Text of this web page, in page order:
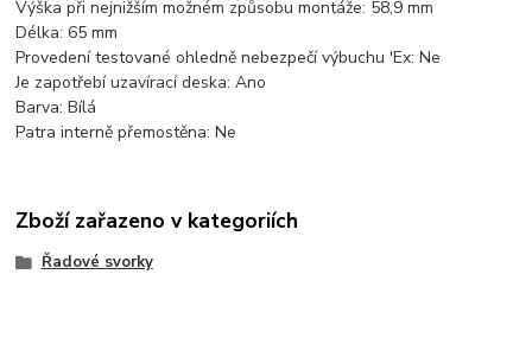
Výška při nejnižším možném způsobu montáže: 58,9 mm
Délka:65 mm
Provedení testované ohledně nebezpečí výbuchu 'Ex:Ne
Je zapotřebí uzavírací deska:Ano
Barva:Bílá
Patra interně přemostěna:Ne
Zboží zařazeno v kategoriích
Řadové svorky